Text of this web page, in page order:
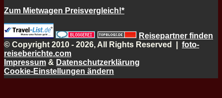
Zum Mietwagen Preisvergleich!*
Reisepartner finden
© Copyright 2010 - 2026, All Rights Reserved | foto-
reiseberichte.com
Impressum & Datenschutzerklärung
Cookie-Einstellungen ändern